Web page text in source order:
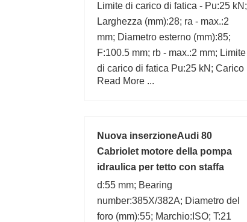
Limite di carico di fatica - Pu:25 kN;
Larghezza (mm):28; ra - max.:2
mm; Diametro esterno (mm):85;
F:100.5 mm; rb - max.:2 mm; Limite
di carico di fatica Pu:25 kN; Carico
statico nominale di base C0:200
Read More ...
Nuova inserzioneAudi 80
Cabriolet motore della pompa
idraulica per tetto con staffa
8G0810654B
d:55 mm; Bearing
number:385X/382A; Diametro del
foro (mm):55; Marchio:ISO; T:21